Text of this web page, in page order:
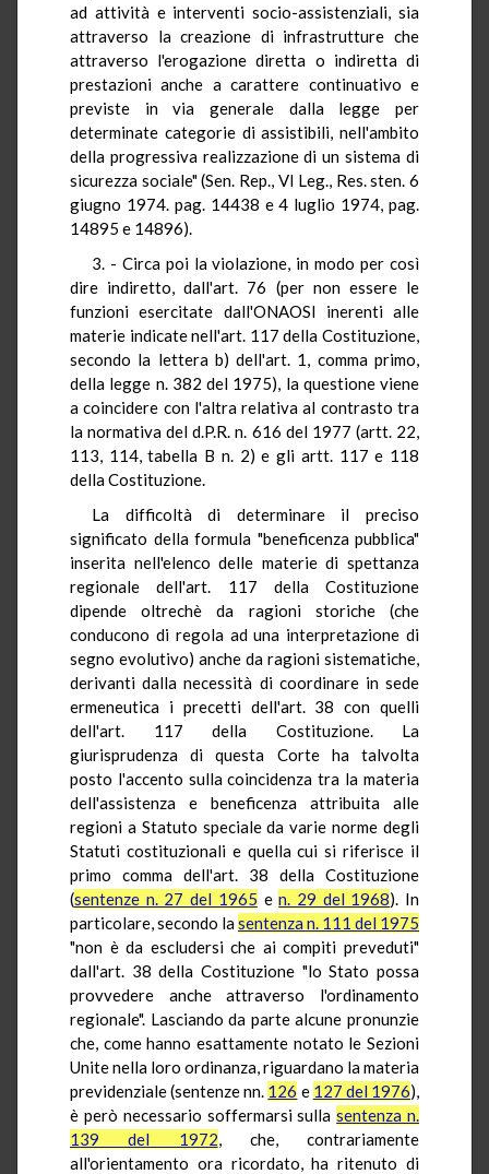
ad attività e interventi socio-assistenziali, sia
attraverso la creazione di infrastrutture che
attraverso l'erogazione diretta o indiretta di
prestazioni anche a carattere continuativo e
previste in via generale dalla legge per
determinate categorie di assistibili, nell'ambito
della progressiva realizzazione di un sistema di
sicurezza sociale" (Sen. Rep., VI Leg., Res. sten. 6
giugno 1974. pag. 14438 e 4 luglio 1974, pag.
14895 e 14896).
3. - Circa poi la violazione, in modo per così
dire indiretto, dall'art. 76 (per non essere le
funzioni esercitate dall'ONAOSI inerenti alle
materie indicate nell'art. 117 della Costituzione,
secondo la lettera b) dell'art. 1, comma primo,
della legge n. 382 del 1975), la questione viene
a coincidere con l'altra relativa al contrasto tra
la normativa del d.P.R. n. 616 del 1977 (artt. 22,
113, 114, tabella B n. 2) e gli artt. 117 e 118
della Costituzione.
La difficoltà di determinare il preciso
significato della formula "beneficenza pubblica"
inserita nell'elenco delle materie di spettanza
regionale dell'art. 117 della Costituzione
dipende oltrechè da ragioni storiche (che
conducono di regola ad una interpretazione di
segno evolutivo) anche da ragioni sistematiche,
derivanti dalla necessità di coordinare in sede
ermeneutica i precetti dell'art. 38 con quelli
dell'art. 117 della Costituzione. La
giurisprudenza di questa Corte ha talvolta
posto l'accento sulla coincidenza tra la materia
dell'assistenza e beneficenza attribuita alle
regioni a Statuto speciale da varie norme degli
Statuti costituzionali e quella cui si riferisce il
primo comma dell'art. 38 della Costituzione
(sentenze n. 27 del 1965 en. 29 del 1968). In
particolare, secondo lasentenza n. 111 del 1975
"non è da escludersi che ai compiti preveduti"
dall'art. 38 della Costituzione "lo Stato possa
provvedere anche attraverso l'ordinamento
regionale". Lasciando da parte alcune pronunzie
che, come hanno esattamente notato le Sezioni
Unite nella loro ordinanza, riguardano la materia
previdenziale (sentenze nn. 126 e 127 del 1976),
è però necessario soffermarsi sullasentenza n.
139 del 1972, che, contrariamente
all'orientamento ora ricordato, ha ritenuto di